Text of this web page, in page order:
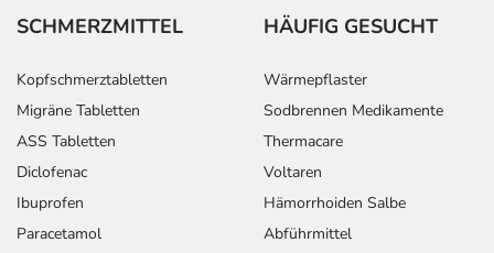
SCHMERZMITTEL
Kopfschmerztabletten
Migräne Tabletten
ASS Tabletten
Diclofenac
Ibuprofen
Paracetamol
HÄUFIG GESUCHT
Wärmepflaster
Sodbrennen Medikamente
Thermacare
Voltaren
Hämorrhoiden Salbe
Abführmittel